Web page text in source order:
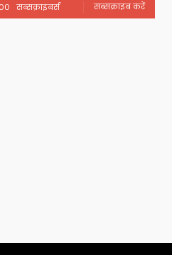
सब्सक्राइबर्स सब्सक्राइब करें